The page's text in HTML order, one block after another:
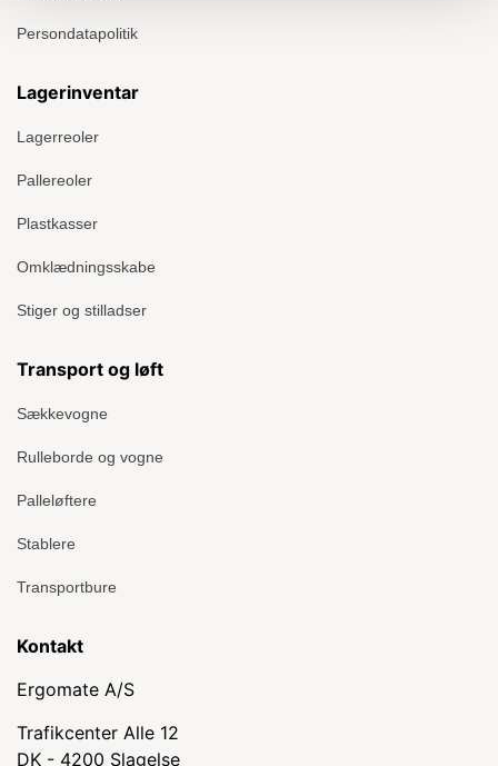
Persondatapolitik
Lagerinventar
Lagerreoler
Pallereoler
Plastkasser
Omklædningsskabe
Stiger og stilladser
Transport og løft
Sækkevogne
Rulleborde og vogne
Palleløftere
Stablere
Transportbure
Kontakt
Ergomate A/S
Trafikcenter Alle 12
DK - 4200 Slagelse